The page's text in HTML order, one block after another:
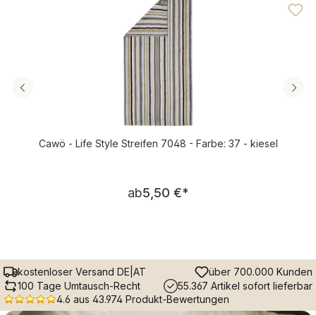
Cawö - Life Style Streifen 7048 - Farbe: 37 - kiesel
Regulärer Preis:
ab5,50 €*
kostenloser Versand DE|AT
über 700.000 Kunden
100 Tage Umtausch-Recht
55.367 Artikel sofort lieferbar
4.6 aus 43.974 Produkt-Bewertungen